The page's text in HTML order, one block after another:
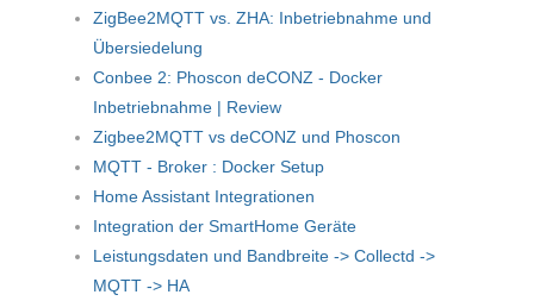
ZigBee2MQTT vs. ZHA: Inbetriebnahme und
Übersiedelung
Conbee 2: Phoscon deCONZ - Docker
Inbetriebnahme | Review
Zigbee2MQTT vs deCONZ und Phoscon
MQTT - Broker : Docker Setup
Home Assistant Integrationen
Integration der SmartHome Geräte
Leistungsdaten und Bandbreite -> Collectd ->
MQTT -> HA